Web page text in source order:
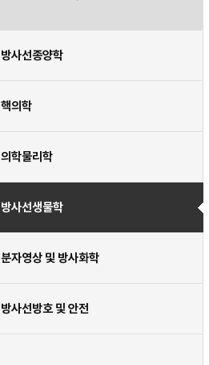
방사선종양학
핵의학
의학물리학
방사선생물학
분자영상 및 방사화학
방사선방호 및 안전